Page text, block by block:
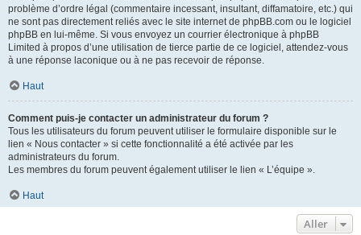
problème d’ordre légal (commentaire incessant, insultant, diffamatoire, etc.) qui
ne sont pas directement reliés avec le site internet de phpBB.com ou le logiciel
phpBB en lui-même. Si vous envoyez un courrier électronique à phpBB
Limited à propos d’une utilisation de tierce partie de ce logiciel, attendez-vous
à une réponse laconique ou à ne pas recevoir de réponse.
Haut
Comment puis-je contacter un administrateur du forum ?
Tous les utilisateurs du forum peuvent utiliser le formulaire disponible sur le
lien « Nous contacter » si cette fonctionnalité a été activée par les
administrateurs du forum.
Les membres du forum peuvent également utiliser le lien « L’équipe ».
Haut
Aller